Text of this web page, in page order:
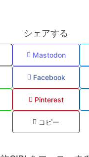
シェアする
Mastodon
Facebook
Pinterest
コピー